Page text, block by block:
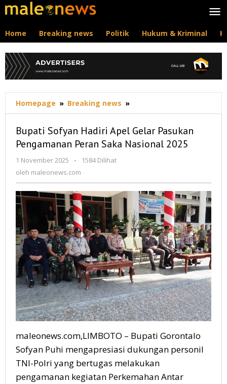
Lewati
ke
Home Breaking news Politik Hukum & Kriminal
Homepage » Breaking news »
Sofyan
Apel
Gelar
Nasional
2025
Bupati Sofyan Hadiri Apel Gelar Pasukan
Pengamanan Peran Saka Nasional 2025
1 November 2025
oleh
-
1584 Dilihat
oleh maleonews.com
maleonews.com,LIMBOTO – Bupati Gorontalo
Sofyan Puhi mengapresiasi dukungan personil
TNI-Polri yang bertugas melakukan
pengamanan kegiatan Perkemahan Antar